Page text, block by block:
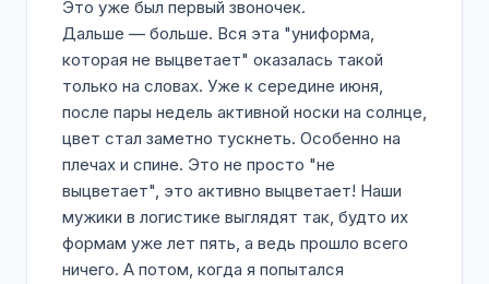
Это уже был первый звоночек.
Дальше — больше. Вся эта "униформа,
которая не выцветает" оказалась такой
только на словах. Уже к середине июня,
после пары недель активной носки на солнце,
цвет стал заметно тускнеть. Особенно на
плечах и спине. Это не просто "не
выцветает", это активно выцветает! Наши
мужики в логистике выглядят так, будто их
формам уже лет пять, а ведь прошло всего
ничего. А потом, когда я попытался